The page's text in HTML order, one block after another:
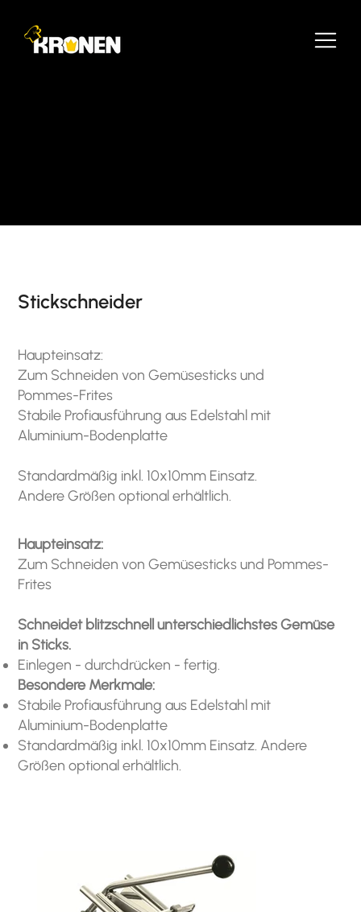
Stickschneider
Haupteinsatz:
Zum Schneiden von Gemüsesticks und
Pommes-Frites
Stabile Profiausführung aus Edelstahl mit
Aluminium-Bodenplatte
Standardmäßig inkl. 10x10mm Einsatz.
Andere Größen optional erhältlich.
Haupteinsatz:
Zum Schneiden von Gemüsesticks und Pommes-
Frites
Schneidet blitzschnell unterschiedlichstes Gemüse
in Sticks.
Einlegen - durchdrücken - fertig.
Besondere Merkmale:
Stabile Profiausführung aus Edelstahl mit
Aluminium-Bodenplatte
Standardmäßig inkl. 10x10mm Einsatz. Andere
Größen optional erhältlich.